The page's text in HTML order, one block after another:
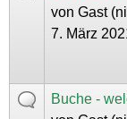
von Gast
7. März
Buche -